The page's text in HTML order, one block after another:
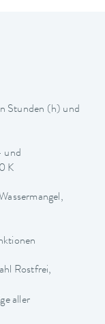
Stunden (h) und
und
K
Rostfrei,
aller